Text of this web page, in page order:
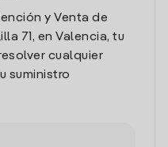
y Venta de
71, en Valencia, tu
cualquier
suministro